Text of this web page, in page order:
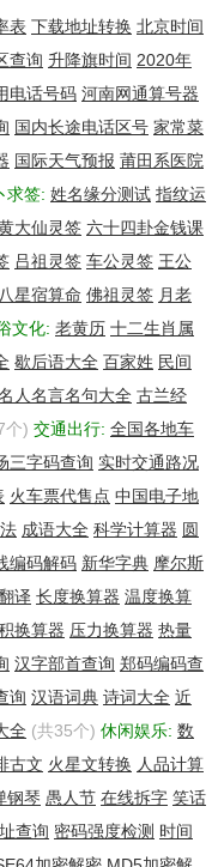
these terms at
by this policy.
Fax: +1.4017275089
Fax: +1.4017275089
Fax: +1.4017275089
表 下载地址转换 北京时间
查询 升降旗时间 2020年
电话号码 河南网通算号器
国内长途电话区号 家常菜
国际天气预报 莆田系医院
求签: 姓名缘分测试 指纹运
大仙灵签 六十四卦金钱课
吕祖灵签 车公灵签 王公
星宿算命 佛祖灵签 月老
文化: 老黄历 十二生肖属
歇后语大全 百家姓 民间
人名言名句大全 古兰经
个) 交通出行: 全国各地车
三字码查询 实时交通路况
火车票代售点 中国电子地
成语大全 科学计算器 圆
编码解码 新华字典 摩尔斯
译 长度换算器 温度换算
换算器 压力换算器 热量
汉字部首查询 郑码编码查
询 汉语词典 诗词大全 近
全 (共35个) 休闲娱乐: 数
古文 火星文转换 人品计算
钢琴 愚人节 在线拆字 笑话
查询 密码强度检测 时间